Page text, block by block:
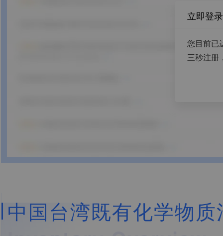
立即登录
您目前已
三秒注册
中国台湾既有化学物